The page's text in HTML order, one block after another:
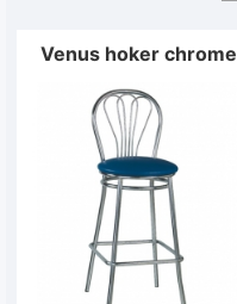
Venus hoker chrome